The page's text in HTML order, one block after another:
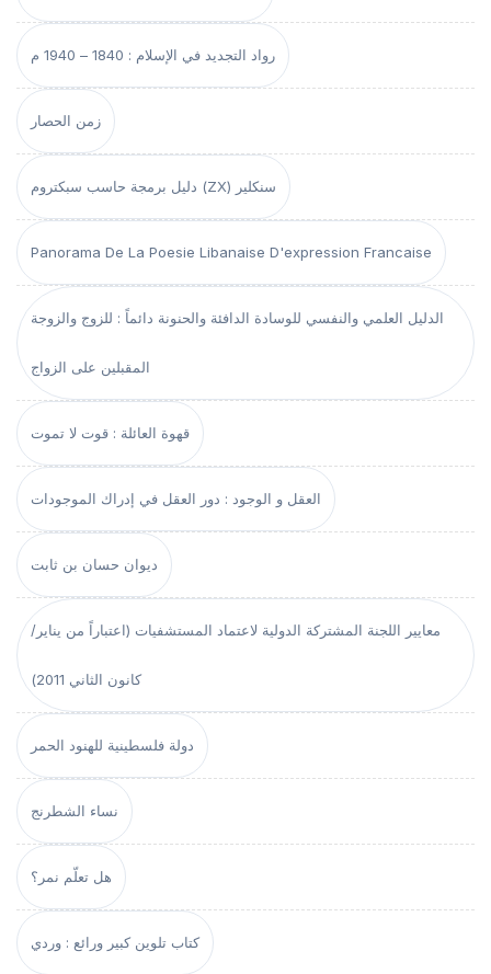
رواد التجديد في الإسلام : 1840 – 1940 م
زمن الحصار
دليل برمجة حاسب سبكتروم (ZX) سنكلير
Panorama De La Poesie Libanaise D'expression Francaise
الدليل العلمي والنفسي للوسادة الدافئة والحنونة دائماً : للزوج والزوجة
المقبلين على الزواج
قهوة العائلة : قوت لا تموت
العقل و الوجود : دور العقل في إدراك الموجودات
ديوان حسان بن ثابت
معايير اللجنة المشتركة الدولية لاعتماد المستشفيات (اعتباراً من يناير/
كانون الثاني 2011)
دولة فلسطينية للهنود الحمر
نساء الشطرنج
هل تعلّم نمر؟
كتاب تلوين كبير ورائع : وردي